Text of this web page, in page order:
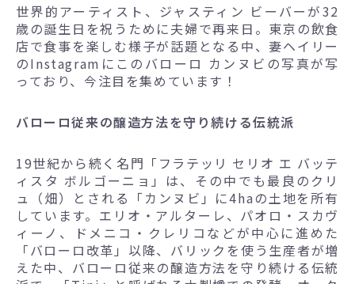
世界的アーティスト、ジャスティン ビーバーが32
歳の誕生日を祝うために夫婦で再来日。東京の飲食
店で食事を楽しむ様子が話題となる中、妻ヘイリー
のInstagramにこのバローロ カンヌビの写真が写
っており、今注目を集めています！
バローロ従来の醸造方法を守り続ける伝統派
19世紀から続く名門「フラテッリ セリオ エ バッテ
ィスタ ボルゴーニョ」は、その中でも最良のクリ
ュ（畑）とされる「カンヌビ」に4haの土地を所有
しています。エリオ・アルターレ、パオロ・スカヴ
ィーノ、ドメニコ・クレリコなどが中心に進めた
「バローロ改革」以降、バリックを使う生産者が増
えた中、バローロ従来の醸造方法を守り続ける伝統